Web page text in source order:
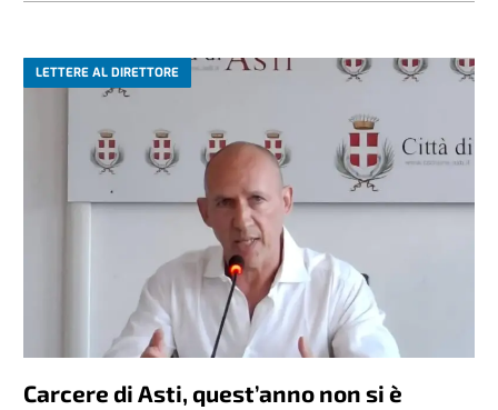
LETTERE AL DIRETTORE
Carcere di Asti, quest’anno non si è